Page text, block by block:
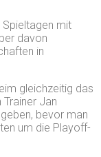
mit
davon
in
gleichzeitig das
Trainer Jan
bevor man
um die Playoff-